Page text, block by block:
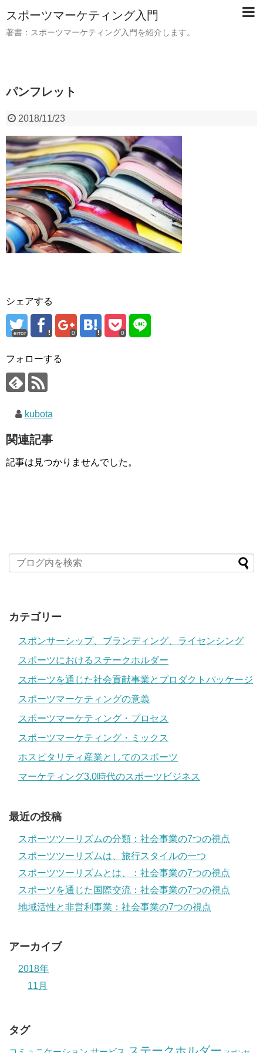
スポーツマーケティング入門
著書：スポーツマーケティング入門を紹介します。
パンフレット
2018/11/23
シェアする
error 0 0
フォローする
kubota
関連記事
記事は見つかりませんでした。
カテゴリー
スポンサーシップ、ブランディング、ライセンシング
スポーツにおけるステークホルダー
スポーツを通じた社会貢献事業とプロダクトパッケージ
スポーツマーケティングの意義
スポーツマーケティング・プロセス
スポーツマーケティング・ミックス
ホスピタリティ産業としてのスポーツ
マーケティング3.0時代のスポーツビジネス
最近の投稿
スポーツツーリズムの分類：社会事業の7つの視点
スポーツツーリズムは、旅行スタイルの一つ
スポーツツーリズムとは、：社会事業の7つの視点
スポーツを通じた国際交流：社会事業の7つの視点
地域活性と非営利事業：社会事業の7つの視点
アーカイブ
2018年
11月
タグ